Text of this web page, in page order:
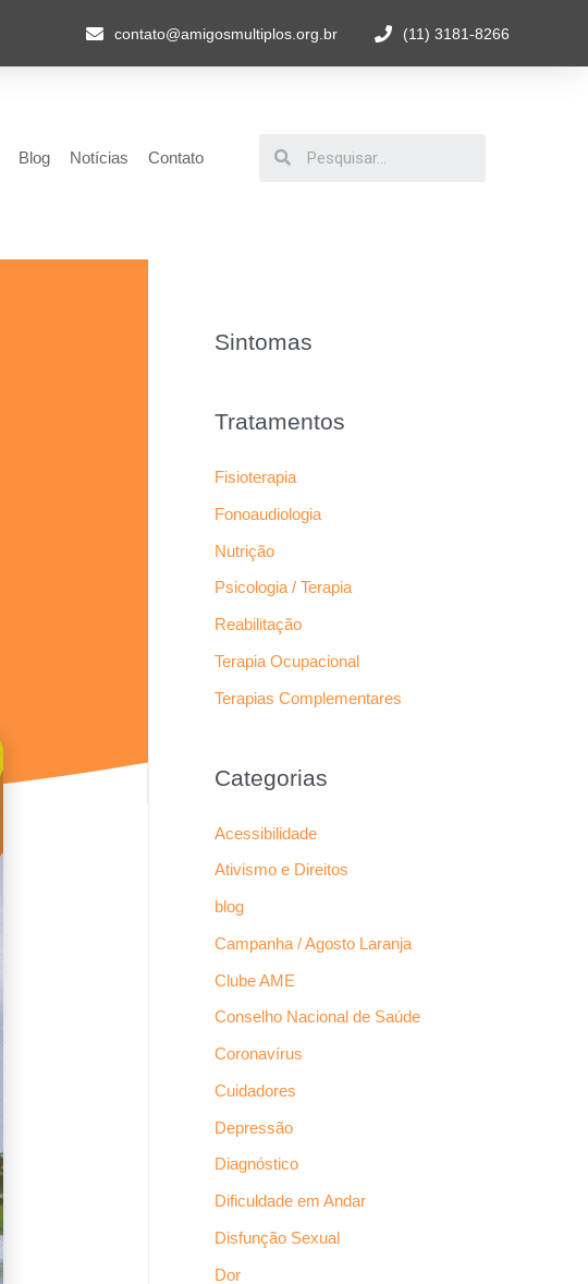
contato@amigosmultiplos.org.br (11) 3181-8266
Blog Notícias Contato
Sintomas
Tratamentos
Fisioterapia
Fonoaudiologia
Nutrição
Psicologia / Terapia
Reabilitação
Terapia Ocupacional
Terapias Complementares
Categorias
Acessibilidade
Ativismo e Direitos
blog
Campanha / Agosto Laranja
Clube AME
Conselho Nacional de Saúde
Coronavírus
Cuidadores
Depressão
Diagnóstico
Dificuldade em Andar
Disfunção Sexual
Dor